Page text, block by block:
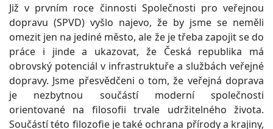
Již v prvním roce činnosti Společnosti pro veřejnou
dopravu (SPVD) vyšlo najevo, že by jsme se neměli
omezit jen na jediné město, ale že je třeba zapojit se do
práce i jinde a ukazovat, že Česká republika má
obrovský potenciál v infrastruktuře a službách veřejné
dopravy. Jsme přesvědčeni o tom, že veřejná doprava
je nezbytnou součástí moderní společnosti
orientované na filosofii trvale udržitelného života.
Součástí této filozofie je také ochrana přírody a krajiny,